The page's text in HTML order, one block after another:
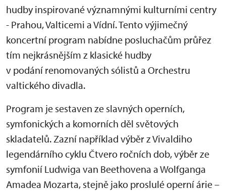
hudby inspirované významnými kulturními centry
- Prahou, Valticemi a Vídní. Tento výjimečný
koncertní program nabídne posluchačům průřez
tím nejkrásnějším z klasické hudby
v podání renomovaných sólistů a Orchestru
valtického divadla.
Program je sestaven ze slavných operních,
symfonických a komorních děl světových
skladatelů. Zazní například výběr z Vivaldiho
legendárního cyklu Čtvero ročních dob, výběr ze
symfonií Ludwiga van Beethovena a Wolfganga
Amadea Mozarta, stejně jako proslulé operní árie –